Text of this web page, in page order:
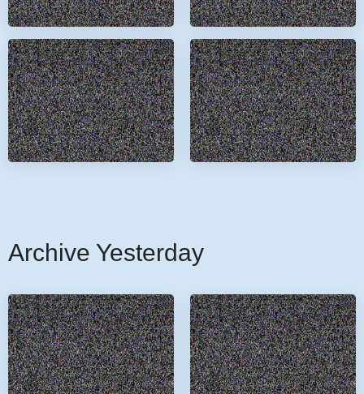
Archive Yesterday